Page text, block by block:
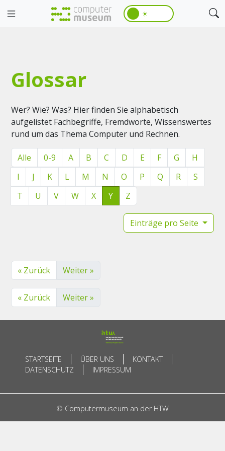
☀️
Glossar
Wer? Wie? Was? Hier finden Sie alphabetisch
aufgelistet Fachbegriffe, Fremdworte, Wissenswertes
rund um das Thema Computer und Rechnen.
Alle 0-9 A B C D E F G
H
I
J K L M N O P Q R
S
T
U V W X Y Z
Einträge pro Seite
« Zurück Weiter »
« Zurück Weiter »
STARTSEITE ÜBER UNS
KONTAKT
DATENSCHUTZ
IMPRESSUM
© Computermuseum an der HTW